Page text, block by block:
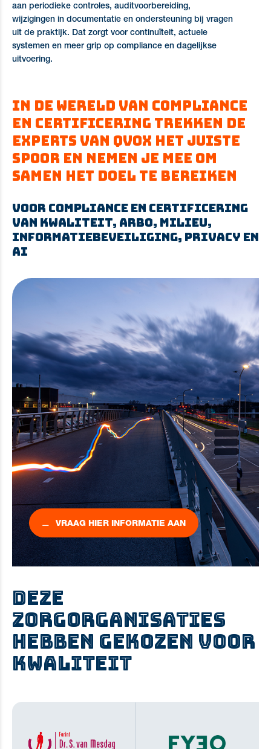
aan periodieke controles, auditvoorbereiding,
wijzigingen in documentatie en ondersteuning bij vragen
uit de praktijk. Dat zorgt voor continuïteit, actuele
systemen en meer grip op compliance en dagelijkse
uitvoering.
In de wereld van compliance
en certificering trekken de
experts van QVOX het juiste
spoor en nemen je mee om
samen het doel te bereiken
Voor compliance en certificering
van kwaliteit, arbo, milieu,
informatiebeveiliging, privacy en
AI
VRAAG HIER INFORMATIE AAN
DEZE
ZORGORGANISATIES
HEBBEN GEKOZEN VOOR
KWALITEIT